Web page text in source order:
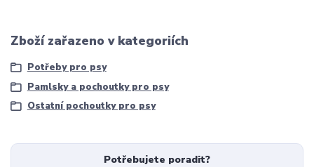
Zboží zařazeno v kategoriích
Potřeby pro psy
Pamlsky a pochoutky pro psy
Ostatní pochoutky pro psy
Potřebujete poradit?